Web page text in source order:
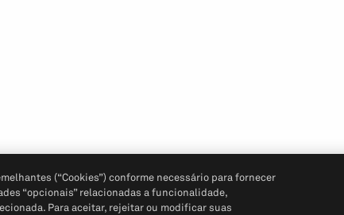
(“Cookies”) conforme necessário para fornecer
“opcionais” relacionadas a funcionalidade,
Para aceitar, rejeitar ou modificar suas